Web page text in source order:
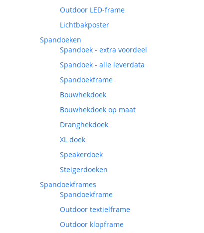
Outdoor LED-frame
Lichtbakposter
Spandoeken
Spandoek - extra voordeel
Spandoek - alle leverdata
Spandoekframe
Bouwhekdoek
Bouwhekdoek op maat
Dranghekdoek
XL doek
Speakerdoek
Steigerdoeken
Spandoekframes
Spandoekframe
Outdoor textielframe
Outdoor klopframe